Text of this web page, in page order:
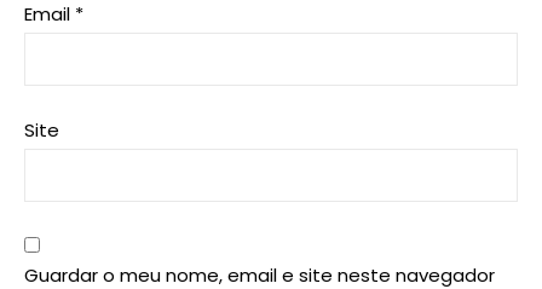
Email *
Site
Guardar o meu nome, email e site neste navegador